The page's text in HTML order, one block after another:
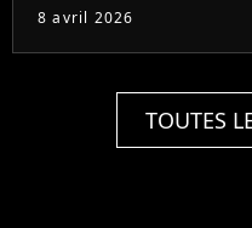
8 avril 2026
TOUTES